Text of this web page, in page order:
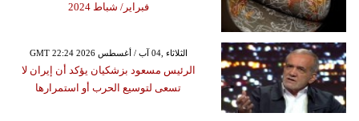
فبراير/ شباط 2024
GMT 22:24 2026 الثلاثاء ,04 آب / أغسطس
الرئيس مسعود بزشكيان يؤكد أن إيران لا
تسعى لتوسيع الحرب أو استمرارها